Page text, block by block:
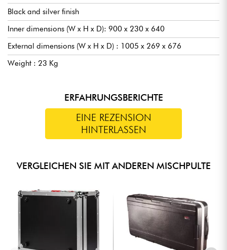
Black and silver finish
Inner dimensions (W x H x D): 900 x 230 x 640
External dimensions (W x H x D) : 1005 x 269 x 676
Weight : 23 Kg
ERFAHRUNGSBERICHTE
EINE REZENSION
HINTERLASSEN
VERGLEICHEN SIE MIT ANDEREN MISCHPULTE